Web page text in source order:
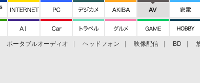
ポータブルオーディオ ヘッドフォン 映像配信 BD